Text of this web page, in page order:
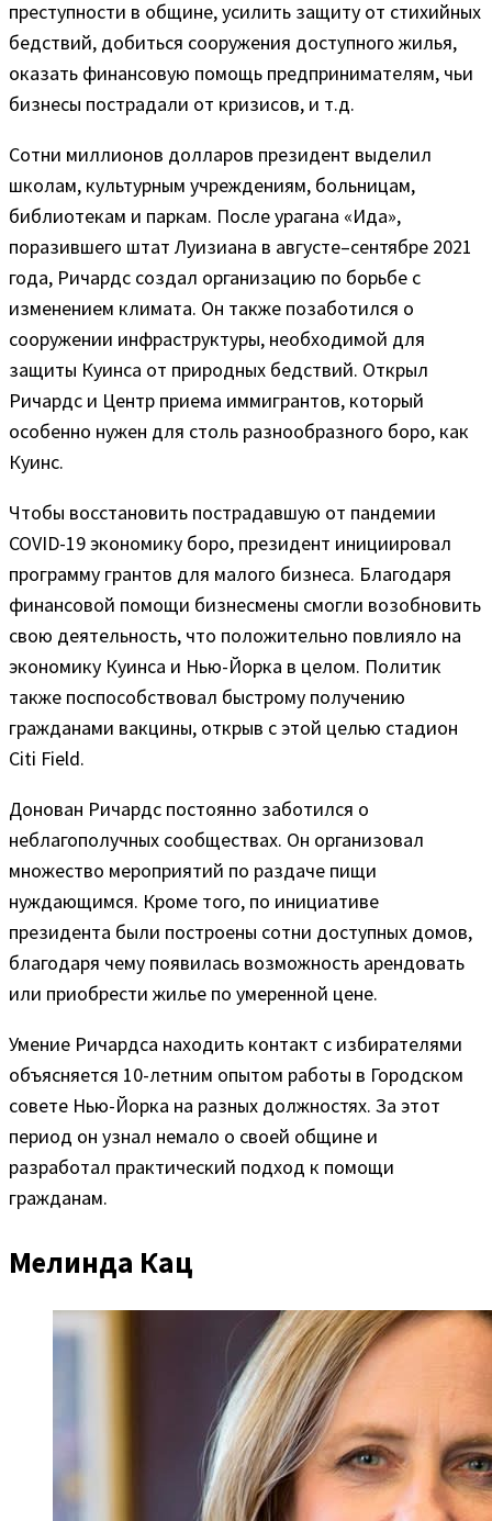
преступности в общине, усилить защиту от стихийных
бедствий, добиться сооружения доступного жилья,
оказать финансовую помощь предпринимателям, чьи
бизнесы пострадали от кризисов, и т.д.
Сотни миллионов долларов президент выделил
школам, культурным учреждениям, больницам,
библиотекам и паркам. После урагана «Ида»,
поразившего штат Луизиана в августе–сентябре 2021
года, Ричардс создал организацию по борьбе с
изменением климата. Он также позаботился о
сооружении инфраструктуры, необходимой для
защиты Куинса от природных бедствий. Открыл
Ричардс и Центр приема иммигрантов, который
особенно нужен для столь разнообразного боро, как
Куинс.
Чтобы восстановить пострадавшую от пандемии
COVID-19 экономику боро, президент инициировал
программу грантов для малого бизнеса. Благодаря
финансовой помощи бизнесмены смогли возобновить
свою деятельность, что положительно повлияло на
экономику Куинса и Нью-Йорка в целом. Политик
также поспособствовал быстрому получению
гражданами вакцины, открыв с этой целью стадион
Citi Field.
Донован Ричардс постоянно заботился о
неблагополучных сообществах. Он организовал
множество мероприятий по раздаче пищи
нуждающимся. Кроме того, по инициативе
президента были построены сотни доступных домов,
благодаря чему появилась возможность арендовать
или приобрести жилье по умеренной цене.
Умение Ричардса находить контакт с избирателями
объясняется 10-летним опытом работы в Городском
совете Нью-Йорка на разных должностях. За этот
период он узнал немало о своей общине и
разработал практический подход к помощи
гражданам.
Мелинда Кац